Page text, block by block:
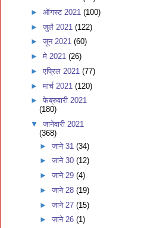
► ऑगस्ट 2021 (100)
► जुलै 2021 (122)
► जून 2021 (60)
► मे 2021 (26)
► एप्रिल 2021 (77)
► मार्च 2021 (120)
► फेब्रुवारी 2021
(180)
▼ जानेवारी 2021
(368)
►जाने 31(34)
►जाने 30(12)
►जाने 29(4)
►जाने 28(19)
►जाने 27(15)
►जाने 26(1)